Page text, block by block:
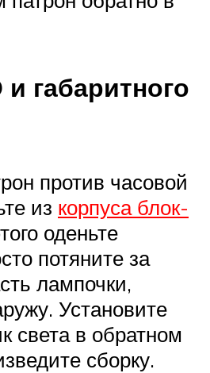
габаритного
против часовой
из корпуса блок-
оденьте
потяните за
лампочки,
Установите
света в обратном
сборку.